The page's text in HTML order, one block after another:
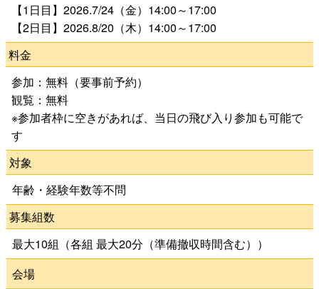
【1日目】2026.7/24（金）14:00～17:00
【2日目】2026.8/20（木）14:00～17:00
料金
参加：無料（要事前予約）
観覧：無料
※参加者枠に空きがあれば、当日の飛び入り参加も可能で
す
対象
年齢・経験年数等不問
募集組数
最大10組（各組 最大20分（準備撤収時間含む））
会場